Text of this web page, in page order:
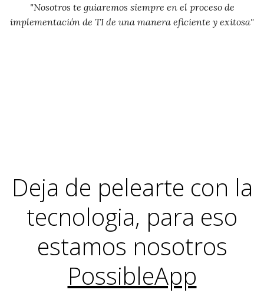
"Nosotros te guiaremos siempre en el proceso de
implementación de TI de una manera eficiente y exitosa"
Deja de pelearte con la
tecnologia, para eso
estamos nosotros
PossibleApp